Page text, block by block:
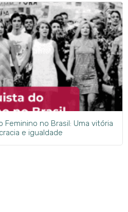
Feminino no Brasil: Uma vitória
e igualdade